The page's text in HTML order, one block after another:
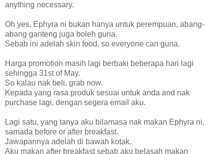
anything necessary.
Oh yes, Ephyra ni bukan hanya untuk perempuan, abang-
abang ganteng juga boleh guna.
Sebab ini adelah skin food, so everyone can guna.
Harga promotion masih lagi berbaki beberapa hari lagi
sehingga 31st of May.
So kalau nak beli, grab now.
Kepada yang rasa produk sesuai untuk anda and nak
purchase lagi, dengan segera email aku.
Lagi satu, yang tanya aku bilamasa nak makan Ephyra ni,
samada before or after breakfast.
Jawapannya adelah di bawah kotak.
Aku makan after breakfast sebab aku belasah makan